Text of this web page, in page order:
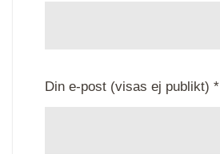
Din e-post (visas ej publikt) *